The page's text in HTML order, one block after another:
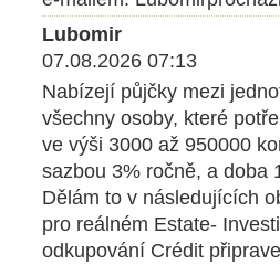
Lubomir
07.08.2026 07:13
Nabízejí půjčky mezi
všechny osoby, které
ve výši 3000 až 950000
sazbou 3% ročně, a doba
Dělám to v následujících
pro reálném Estate-
odkupování Crédit